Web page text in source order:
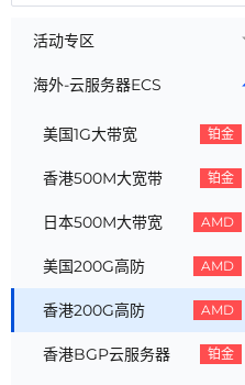
活动专区
海外-云服务器ECS
美国1G大带宽 铂金
香港500M大宽带 铂金
日本500M大带宽 AMD
美国200G高防 AMD
香港200G高防 AMD
香港BGP云服务器 铂金